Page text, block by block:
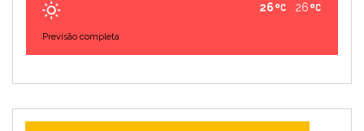
26
26
Previsão completa